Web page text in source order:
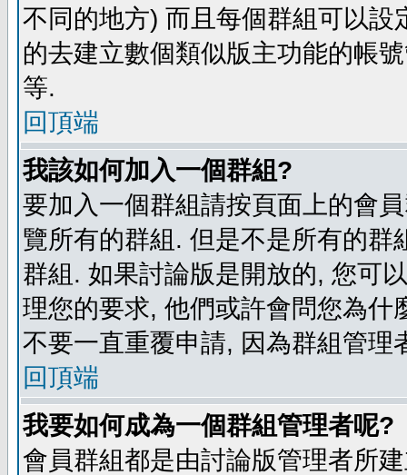
不同的地方) 而且每個群組可以
的去建立數個類似版主功能的帳
等.
回頂端
我該如何加入一個群組?
要加入一個群組請按頁面上的會
覽所有的群組. 但是不是所有的
群組. 如果討論版是開放的, 您可
理您的要求, 他們或許會問您為
不要一直重覆申請, 因為群組管理
回頂端
我要如何成為一個群組管理者呢?
會員群組都是由討論版管理者所